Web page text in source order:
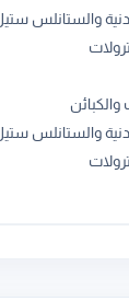
والستانلس
والستانلس